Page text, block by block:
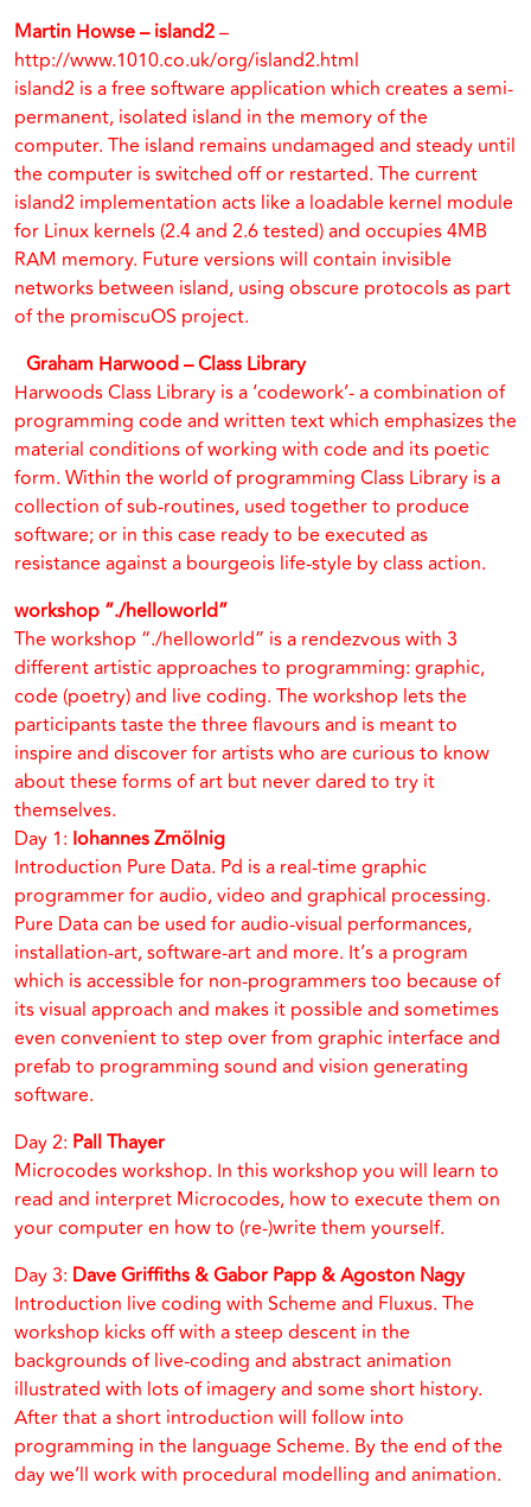
Martin Howse – island2–
http://www.1010.co.uk/org/island2.html
island2 is a free software application which creates a semi-
permanent, isolated island in the memory of the
computer. The island remains undamaged and steady until
the computer is switched off or restarted. The current
island2 implementation acts like a loadable kernel module
for Linux kernels (2.4 and 2.6 tested) and occupies 4MB
RAM memory. Future versions will contain invisible
networks between island, using obscure protocols as part
of the promiscuOS project.
Graham Harwood – Class Library
Harwoods Class Library is a ‘codework’- a combination of
programming code and written text which emphasizes the
material conditions of working with code and its poetic
form. Within the world of programming Class Library is a
collection of sub-routines, used together to produce
software; or in this case ready to be executed as
resistance against a bourgeois life-style by class action.
workshop “./helloworld”
The workshop “./helloworld” is a rendezvous with 3
different artistic approaches to programming: graphic,
code (poetry) and live coding. The workshop lets the
participants taste the three flavours and is meant to
inspire and discover for artists who are curious to know
about these forms of art but never dared to try it
themselves.
Day 1: Iohannes Zmölnig
Introduction Pure Data. Pd is a real-time graphic
programmer for audio, video and graphical processing.
Pure Data can be used for audio-visual performances,
installation-art, software-art and more. It’s a program
which is accessible for non-programmers too because of
its visual approach and makes it possible and sometimes
even convenient to step over from graphic interface and
prefab to programming sound and vision generating
software.
Day 2: Pall Thayer
Microcodes workshop. In this workshop you will learn to
read and interpret Microcodes, how to execute them on
your computer en how to (re-)write them yourself.
Day 3: Dave Griffiths & Gabor Papp & Agoston Nagy
Introduction live coding with Scheme and Fluxus. The
workshop kicks off with a steep descent in the
backgrounds of live-coding and abstract animation
illustrated with lots of imagery and some short history.
After that a short introduction will follow into
programming in the language Scheme. By the end of the
day we’ll work with procedural modelling and animation.